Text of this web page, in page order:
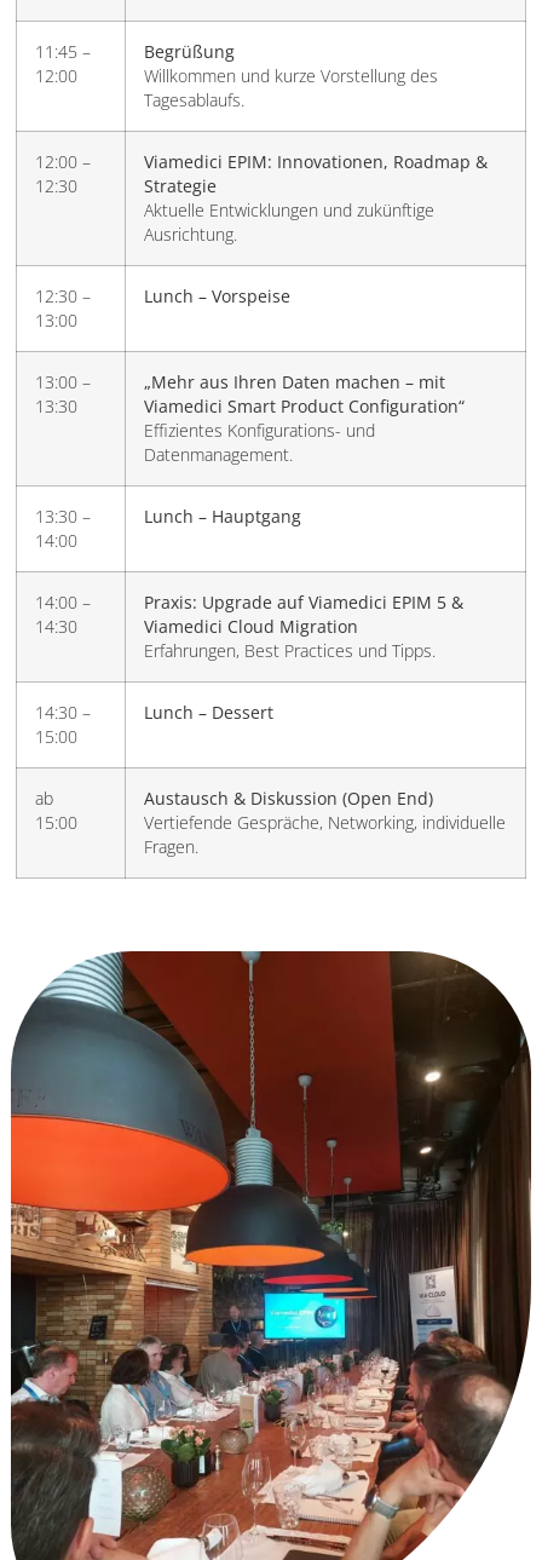
11:45 –
12:00
Begrüßung
Willkommen und kurze Vorstellung des
Tagesablaufs.
12:00 –
12:30
Viamedici EPIM: Innovationen, Roadmap &
Strategie
Aktuelle Entwicklungen und zukünftige
Ausrichtung.
12:30 –
13:00
Lunch – Vorspeise
13:00 –
13:30
„Mehr aus Ihren Daten machen – mit
Viamedici Smart Product Configuration“
Effizientes Konfigurations- und
Datenmanagement.
13:30 –
14:00
Lunch – Hauptgang
14:00 –
14:30
Praxis: Upgrade auf Viamedici EPIM 5 &
Viamedici Cloud Migration
Erfahrungen, Best Practices und Tipps.
14:30 –
15:00
Lunch – Dessert
ab
15:00
Austausch & Diskussion (Open End)
Vertiefende Gespräche, Networking, individuelle
Fragen.